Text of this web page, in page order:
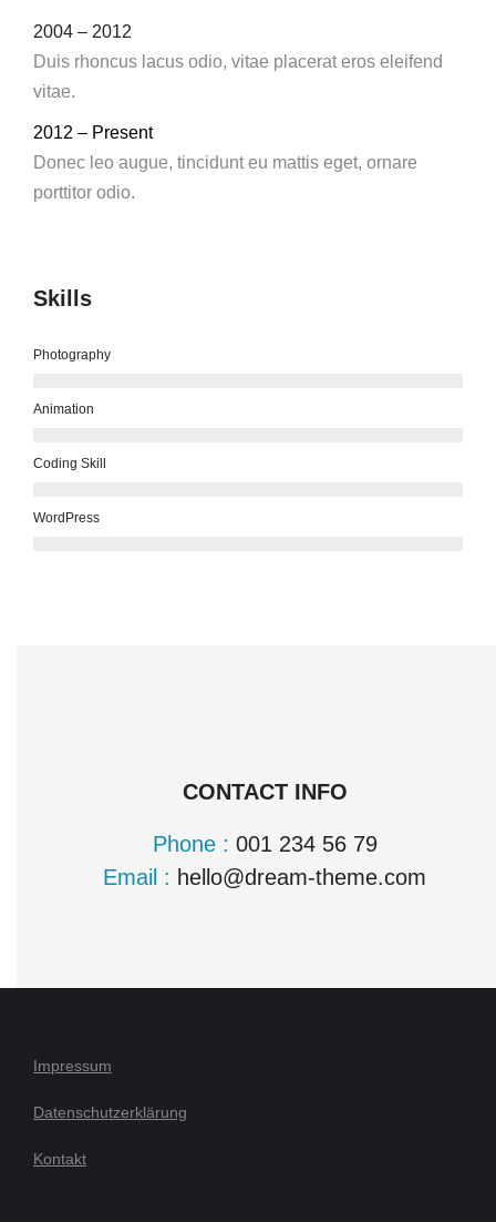
2004 – 2012
Duis rhoncus lacus odio, vitae placerat eros eleifend
vitae.
2012 – Present
Donec leo augue, tincidunt eu mattis eget, ornare
porttitor odio.
Skills
Photography
Animation
Coding Skill
WordPress
CONTACT INFO
Phone : 001 234 56 79
Email : hello@dream-theme.com
Impressum
Datenschutzerklärung
Kontakt